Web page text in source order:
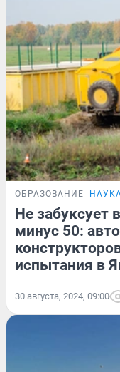
ОБРАЗОВАНИЕ
Не забуксует
минус 50:
испытания в
30 августа, 2024, 09:00